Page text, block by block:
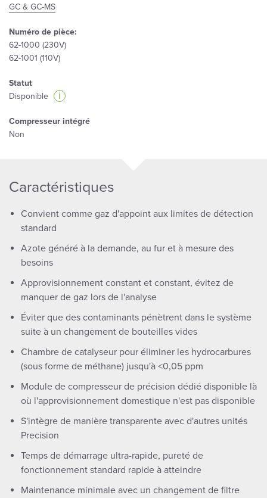
GC & GC-MS
Numéro de pièce:
62-1000 (230V)
62-1001 (110V)
Statut
Disponible
i
Compresseur intégré
Non
Caractéristiques
Convient comme gaz d'appoint aux limites de détection
standard
Azote généré à la demande, au fur et à mesure des
besoins
Approvisionnement constant et constant, évitez de
manquer de gaz lors de l'analyse
Éviter que des contaminants pénètrent dans le système
suite à un changement de bouteilles vides
Chambre de catalyseur pour éliminer les hydrocarbures
(sous forme de méthane) jusqu'à <0,05 ppm
Module de compresseur de précision dédié disponible là
où l'approvisionnement domestique n'est pas disponible
S'intègre de manière transparente avec d'autres unités
Precision
Temps de démarrage ultra-rapide, pureté de
fonctionnement standard rapide à atteindre
Maintenance minimale avec un changement de filtre